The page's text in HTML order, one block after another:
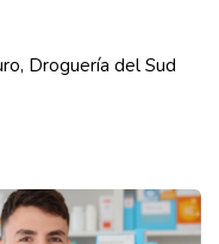
Droguería del Sud